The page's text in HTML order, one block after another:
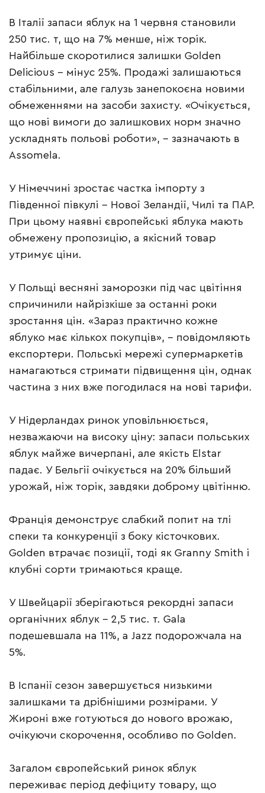
В Італії запаси яблук на 1 червня становили
250 тис. т, що на 7% менше, ніж торік.
Найбільше скоротилися залишки Golden
Delicious – мінус 25%. Продажі залишаються
стабільними, але галузь занепокоєна новими
обмеженнями на засоби захисту. «Очікується,
що нові вимоги до залишкових норм значно
ускладнять польові роботи», – зазначають в
Assomela.
У Німеччині зростає частка імпорту з
Південної півкулі – Нової Зеландії, Чилі та ПАР.
При цьому наявні європейські яблука мають
обмежену пропозицію, а якісний товар
утримує ціни.
У Польщі весняні заморозки під час цвітіння
спричинили найрізкіше за останні роки
зростання цін. «Зараз практично кожне
яблуко має кількох покупців», – повідомляють
експортери. Польські мережі супермаркетів
намагаються стримати підвищення цін, однак
частина з них вже погодилася на нові тарифи.
У Нідерландах ринок уповільнюється,
незважаючи на високу ціну: запаси польських
яблук майже вичерпані, але якість Elstar
падає. У Бельгії очікується на 20% більший
урожай, ніж торік, завдяки доброму цвітінню.
Франція демонструє слабкий попит на тлі
спеки та конкуренції з боку кісточкових.
Golden втрачає позиції, тоді як Granny Smith і
клубні сорти тримаються краще.
У Швейцарії зберігаються рекордні запаси
органічних яблук – 2,5 тис. т. Gala
подешевшала на 11%, а Jazz подорожчала на
5%.
В Іспанії сезон завершується низькими
залишками та дрібнішими розмірами. У
Жироні вже готуються до нового врожаю,
очікуючи скорочення, особливо по Golden.
Загалом європейський ринок яблук
переживає період дефіциту товару, що